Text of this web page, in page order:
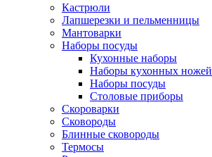
Кастрюли
Лапшерезки и пельменницы
Мантоварки
Наборы посуды
Кухонные наборы
Наборы кухонных ножей
Наборы посуды
Столовые приборы
Скороварки
Сковороды
Блинные сковороды
Термосы